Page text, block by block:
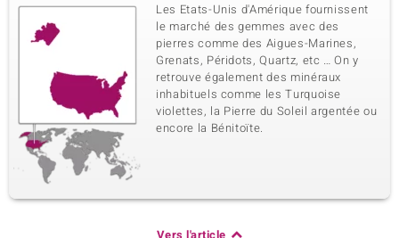
Les Etats-Unis d'Amérique fournissent
le marché des gemmes avec des
pierres comme des Aigues-Marines,
Grenats, Péridots, Quartz, etc … On y
retrouve également des minéraux
inhabituels comme les Turquoise
violettes, la Pierre du Soleil argentée ou
encore la Bénitoïte.